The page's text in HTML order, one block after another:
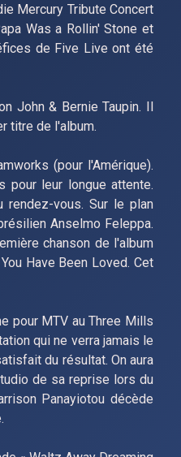
Mercury Tribute Concert
Was a Rollin' Stone et
de Five Live ont été
John & Bernie Taupin. Il
titre de l'album.
(pour l'Amérique).
pour leur longue attente.
vous. Sur le plan
Anselmo Feleppa.
chanson de l'album
Have Been Loved. Cet
pour MTV au Three Mills
qui ne verra jamais le
du résultat. On aura
de sa reprise lors du
Panayiotou décède